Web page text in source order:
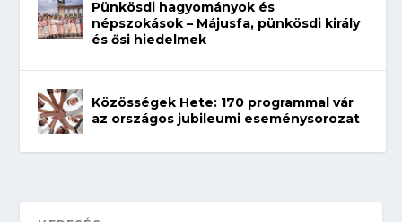
Pünkösdi hagyományok és
népszokások – Májusfa, pünkösdi király
és ősi hiedelmek
Közösségek Hete: 170 programmal vár
az országos jubileumi eseménysorozat